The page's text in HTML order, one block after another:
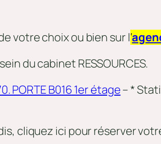
votre choix ou bien sur l‘
du cabinet RESSOURCES.
PORTE B016 1er étage– *
cliquez ici pour réserver